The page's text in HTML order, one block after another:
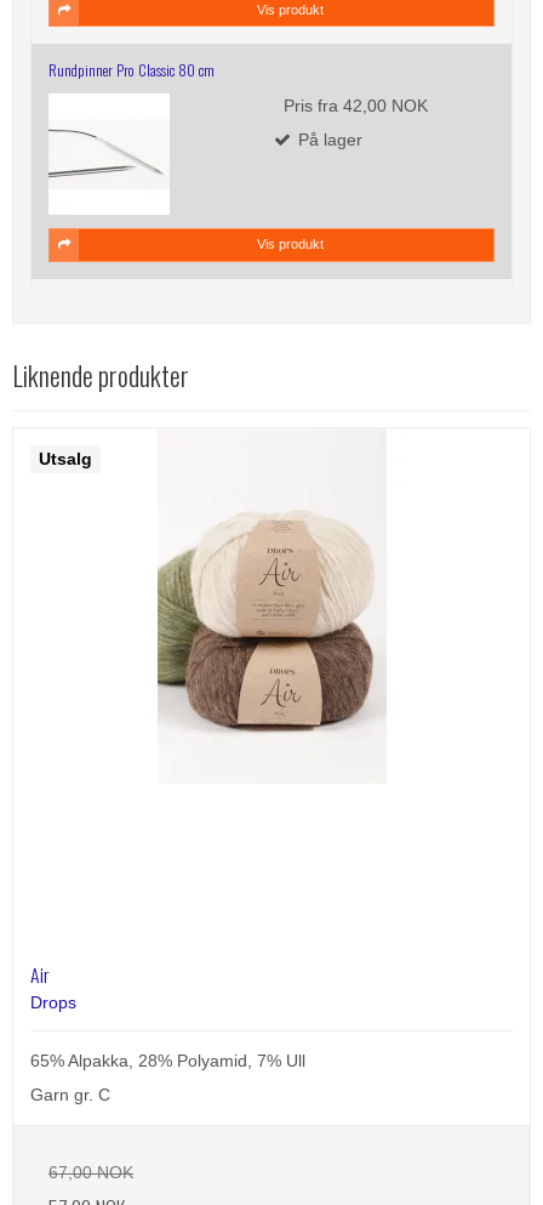
Vis produkt
Rundpinner Pro Classic 80 cm
Pris fra 42,00 NOK
På lager
Vis produkt
Liknende produkter
Utsalg
Air
Drops
65% Alpakka, 28% Polyamid, 7% Ull
Garn gr. C
67,00 NOK